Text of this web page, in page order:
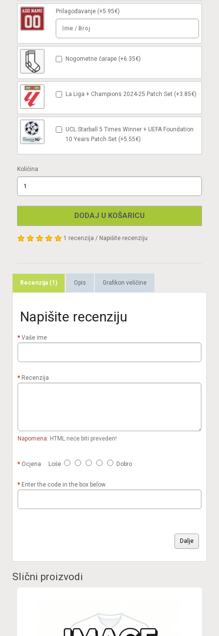
Prilagođavanje (+5.95€)
Nogometne čarape (+6.35€)
La Liga + Champions 2024-25 Patch Set (+3.85€)
UCL Starball 5 Times Winner + UEFA Foundation
10 Years Patch Set (+5.55€)
Količina
DODAJ U KOŠARICU
1 recenzija / Napišite recenziju
Recenzija (1) Opis Grafikon veličine
Napišite recenziju
Vaše ime
Recenzija
Napomena: HTML neće biti preveden!
Ocjena Loše Dobro
Enter the code in the box below
Dalje
Slični proizvodi